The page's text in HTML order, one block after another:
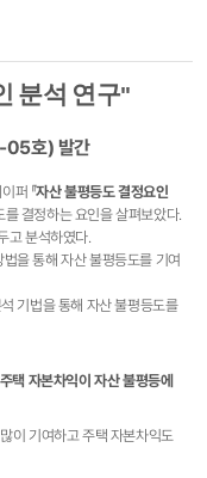
분석 연구"
05호) 발간
퍼 『자산 불평등도 결정요인
를 결정하는 요인을 살펴보았다.
고 분석하였다.
을 통해 자산 불평등도를 기여
기법을 통해 자산 불평등도를
택 자본차익이 자산 불평등에
이 기여하고 주택 자본차익도